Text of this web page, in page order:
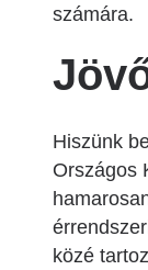
számára.
Hiszünk
Országos
közé